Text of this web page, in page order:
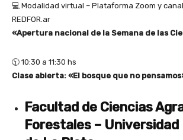
💻 Modalidad virtual – Plataforma Zoom y
REDFOR.ar
«Apertura nacional de la Semana de las
🕥 10:30 a 11:30 hs
Clase abierta: «El bosque que no
Facultad de Ciencias
Forestales – Universidad